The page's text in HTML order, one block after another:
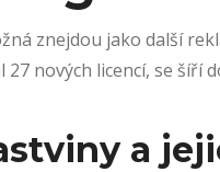
znejdou jako další
nových licencí, se šíří
a